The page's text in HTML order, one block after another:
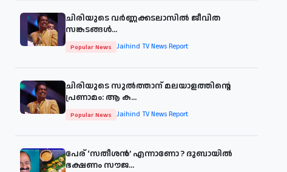
ചിരിയുടെ വര്‍ണ്ണക്കടലാസില്‍ ജീവിത
സങ്കടങ്ങള്‍...
Popular News Jaihind TV News Report
ചിരിയുടെ സുൽത്താന് മലയാളത്തിന്റെ
പ്രണാമം: ആ ക...
Popular News Jaihind TV News Report
പേര് ‘സതീശന്‍’ എന്നാണോ ? ദുബായില്‍
ഭക്ഷണം സൗജ...